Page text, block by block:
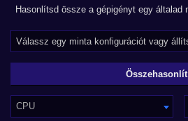
Hasonlítsd össze a gépigényt egy általad
CPU